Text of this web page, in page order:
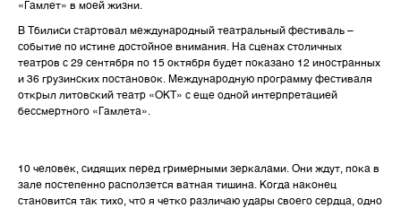
«Гамлет» в моей жизни.
В Тбилиси стартовал международный театральный фестиваль –
событие по истине достойное внимания. На сценах столичных
театров с 29 сентября по 15 октября будет показано 12 иностранных
и 36 грузинских постановок. Международную программу фестиваля
открыл литовский театр «ОКТ» с еще одной интерпретацией
бессмертного «Гамлета».
10 человек, сидящих перед гримерными зеркалами. Они ждут, пока в
зале постепенно расползется ватная тишина. Когда наконец
становится так тихо, что я четко различаю удары своего сердца, одно